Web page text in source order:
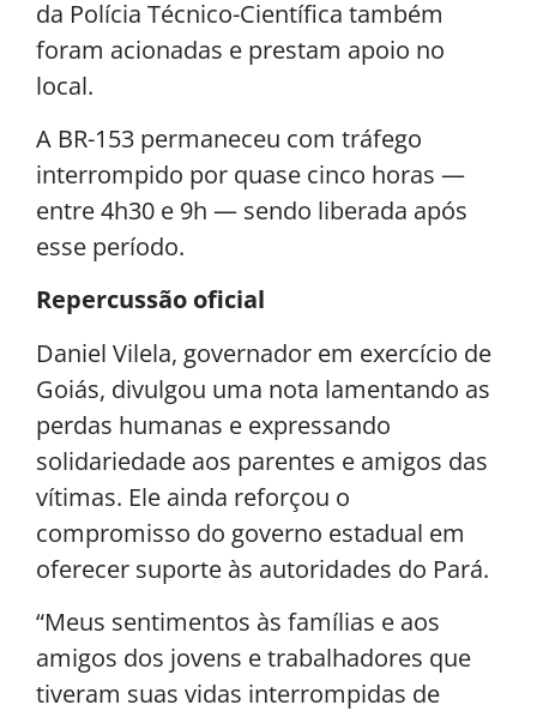
da Polícia Técnico-Científica também
foram acionadas e prestam apoio no
local.
A BR-153 permaneceu com tráfego
interrompido por quase cinco horas —
entre 4h30 e 9h — sendo liberada após
esse período.
Repercussão oficial
Daniel Vilela, governador em exercício de
Goiás, divulgou uma nota lamentando as
perdas humanas e expressando
solidariedade aos parentes e amigos das
vítimas. Ele ainda reforçou o
compromisso do governo estadual em
oferecer suporte às autoridades do Pará.
“Meus sentimentos às famílias e aos
amigos dos jovens e trabalhadores que
tiveram suas vidas interrompidas de